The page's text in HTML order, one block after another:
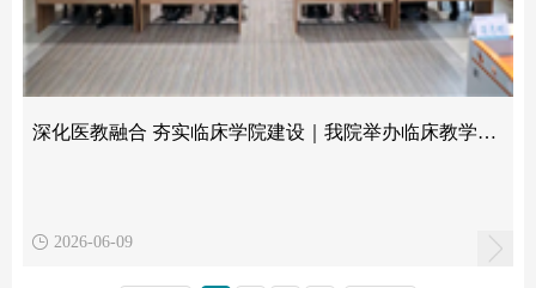
深化医教融合 夯实临床学院建设｜我院举办临床教学管理与实践能力培训班
2026-06-09